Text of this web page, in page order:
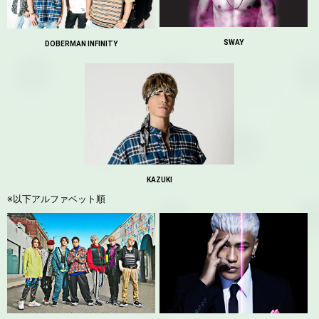
DOBERMAN INFINITY SWAY
KAZUKI
※以下アルファベット順